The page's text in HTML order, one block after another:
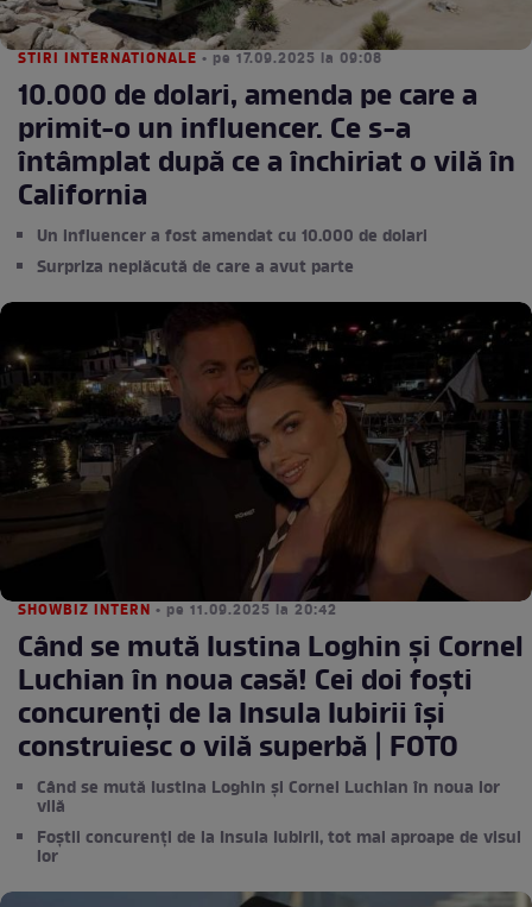
STIRI INTERNATIONALE • pe 17.09.2025 la 09:08
10.000 de dolari, amenda pe care a
primit-o un influencer. Ce s-a
întâmplat după ce a închiriat o vilă în
California
Un influencer a fost amendat cu 10.000 de dolari
Surpriza neplăcută de care a avut parte
SHOWBIZ INTERN • pe 11.09.2025 la 20:42
Când se mută Iustina Loghin și Cornel
Luchian în noua casă! Cei doi foști
concurenți de la Insula Iubirii își
construiesc o vilă superbă | FOTO
Când se mută Iustina Loghin și Cornel Luchian în noua lor
vilă
Foștii concurenți de la Insula Iubirii, tot mai aproape de visul
lor